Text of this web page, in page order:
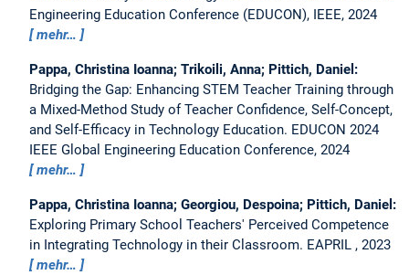
Engineering Education Conference (EDUCON), IEEE, 2024
mehr…
Pappa, Christina Ioanna; Trikoili, Anna; Pittich, Daniel:
Bridging the Gap: Enhancing STEM Teacher Training through
a Mixed-Method Study of Teacher Confidence, Self-Concept,
and Self-Efficacy in Technology Education. EDUCON 2024
IEEE Global Engineering Education Conference, 2024
mehr…
Pappa, Christina Ioanna; Georgiou, Despoina; Pittich, Daniel:
Exploring Primary School Teachers' Perceived Competence
in Integrating Technology in their Classroom. EAPRIL , 2023
mehr…